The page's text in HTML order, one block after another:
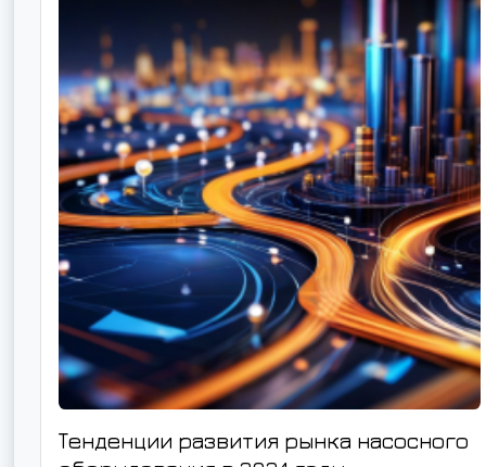
Тенденции развития рынка насосного